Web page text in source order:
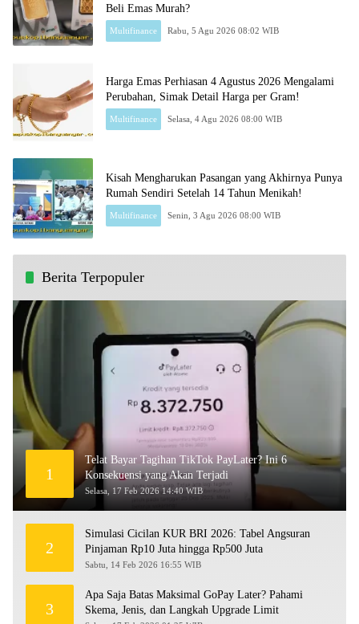
Beli Emas Murah?
Multifinance Rabu, 5 Agu 2026 08:02 WIB
Harga Emas Perhiasan 4 Agustus 2026 Mengalami
Perubahan, Simak Detail Harga per Gram!
Multifinance Selasa, 4 Agu 2026 08:00 WIB
Kisah Mengharukan Pasangan yang Akhirnya Punya
Rumah Sendiri Setelah 14 Tahun Menikah!
Multifinance Senin, 3 Agu 2026 08:00 WIB
Berita Terpopuler
1
Telat Bayar Tagihan TikTok PayLater? Ini 6
Konsekuensi yang Akan Terjadi
Selasa, 17 Feb 2026 14:40 WIB
2
Simulasi Cicilan KUR BRI 2026: Tabel Angsuran
Pinjaman Rp10 Juta hingga Rp500 Juta
Sabtu, 14 Feb 2026 16:55 WIB
3
Apa Saja Batas Maksimal GoPay Later? Pahami
Skema, Jenis, dan Langkah Upgrade Limit